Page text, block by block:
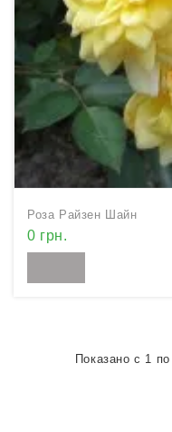
Роза Райзен Шайн
0 грн.
Показано с 1